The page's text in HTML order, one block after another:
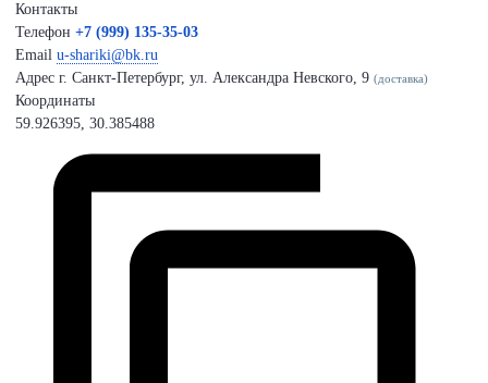
Контакты
Телефон +7 (999) 135-35-03
Email u-shariki@bk.ru
Адрес г. Санкт-Петербург, ул. Александра Невского, 9 (доставка)
Координаты
59.926395, 30.385488